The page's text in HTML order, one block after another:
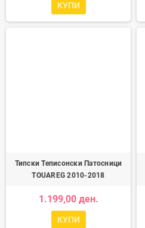
КУПИ
Типски Теписонски Патосници
TOUAREG 2010-2018
1.199,00 ден.
КУПИ